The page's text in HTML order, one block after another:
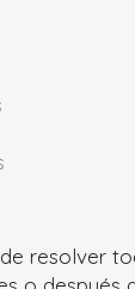
resolver